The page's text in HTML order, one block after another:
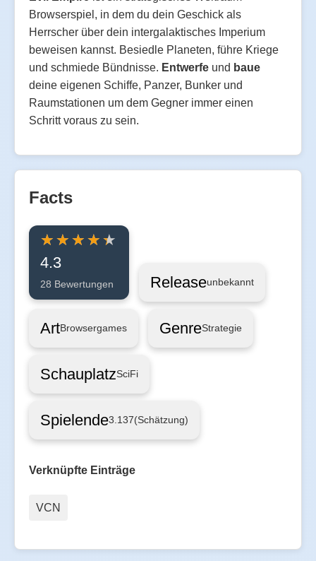
Browserspiel, in dem du dein Geschick als
Herrscher über dein intergalaktisches Imperium
beweisen kannst. Besiedle Planeten, führe Kriege
und schmiede Bündnisse. Entwerfe und baue
deine eigenen Schiffe, Panzer, Bunker und
Raumstationen um dem Gegner immer einen
Schritt voraus zu sein.
Facts
4.3
28 Bewertungen Releaseunbekannt
ArtBrowsergames GenreStrategie
SchauplatzSciFi
Spielende3.137(Schätzung)
Verknüpfte Einträge
VCN